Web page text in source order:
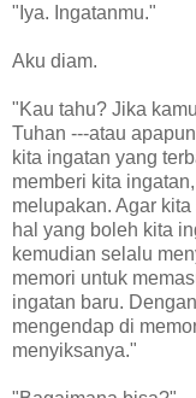
"Iya. Ingatanmu."
Aku diam.
"Kau tahu? Jika
Tuhan ---atau
kita ingatan yang
memberi kita
melupakan. Agar
hal yang boleh kita
kemudian selalu
memori untuk
ingatan baru.
mengendap di
menyiksanya."